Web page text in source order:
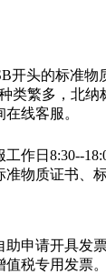
开头的标准物
类繁多，北
线客服。
作日8:30--
准物质证书、
助申请开具发
税专用发票。